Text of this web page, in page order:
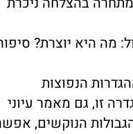
מה היא יוצרת?
הנפוצות
זו, גם מאמר עיוני
הנוקשים,